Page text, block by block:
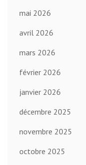
mai 2026
avril 2026
mars 2026
février 2026
janvier 2026
décembre 2025
novembre 2025
octobre 2025